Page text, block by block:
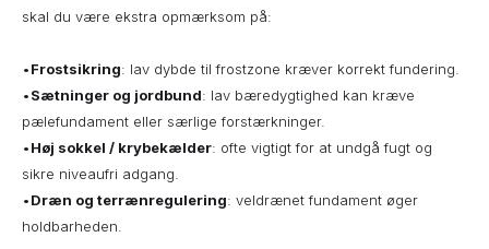
skal du være ekstra opmærksom på:
•Frostsikring: lav dybde til frostzone kræver korrekt fundering.
•Sætninger og jordbund: lav bæredygtighed kan kræve
pælefundament eller særlige forstærkninger.
•Høj sokkel / krybekælder: ofte vigtigt for at undgå fugt og
sikre niveaufri adgang.
•Dræn og terrænregulering: veldrænet fundament øger
holdbarheden.